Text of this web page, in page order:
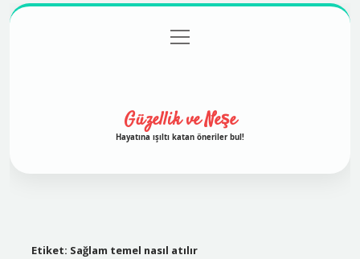
Gizlilik Politikası
menüyü
aç
Güzellik ve Neşe
Hayatına ışıltı katan öneriler bul!
Etiket: Sağlam temel nasıl atılır